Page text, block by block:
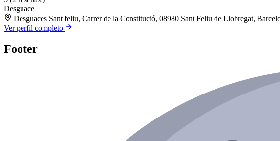
Desguace
Desguaces Sant feliu, Carrer de la Constitució, 08980 Sant Feliu de Llobregat,
Ver perfil completo
Footer